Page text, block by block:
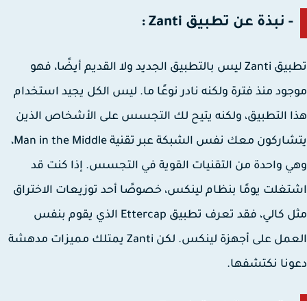
- نبذة عن تطبيق Zanti :
تطبيق Zanti ليس بالتطبيق الجديد ولا القديم أيضًا، فهو
منذ فترة ولكنه نادر نوعًا ما. ليس الكل يجيد استخدام
التطبيق، ولكنه يتيح لك التجسس على الأشخاص الذين
يتشاركون معك نفس الشبكة عبر تقنية Man in the Middle،
واحدة من التقنيات القوية في التجسس. إذا كنت قد
يومًا بنظام لينكس، خصوصًا أحد توزيعات الاختراق
مثل كالي، فقد تعرف تطبيق Ettercap الذي يقوم بنفس
العمل على أجهزة لينكس. لكن Zanti يمتلك مميزات مدهشة
نكتشفها.